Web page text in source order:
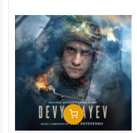
In Den Warenkorb